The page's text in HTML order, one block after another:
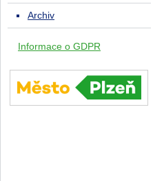
Archiv
Informace o GDPR